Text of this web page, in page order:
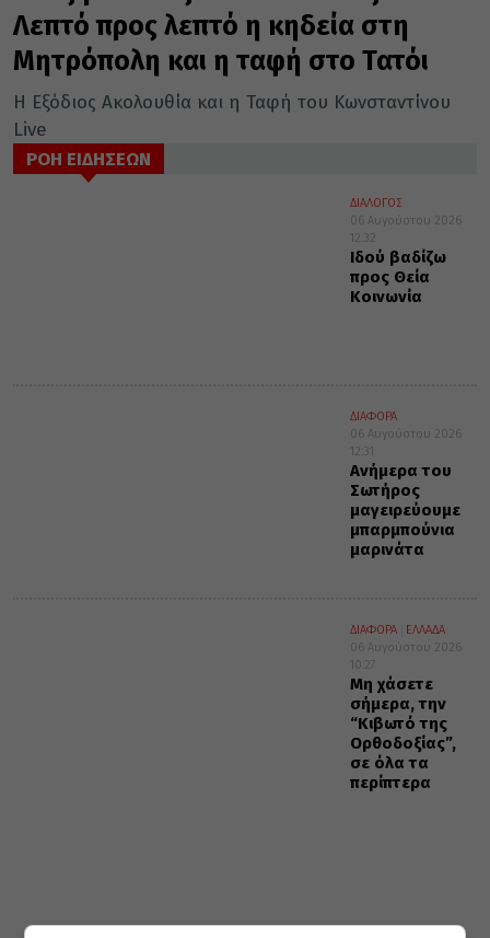
Λεπτό προς λεπτό η κηδεία στη
Μητρόπολη και η ταφή στο Τατόι
Η Εξόδιος Ακολουθία και η Ταφή του Κωνσταντίνου
Live
ΡΟΗ ΕΙΔΗΣΕΩΝ
ΔΙΑΛΟΓΟΣ
06 Αυγούστου 2026
12:32
Ιδού βαδίζω
προς Θεία
Κοινωνία
ΔΙΑΦΟΡΑ
06 Αυγούστου 2026
12:31
Ανήμερα του
Σωτήρος
μαγειρεύουμε
μπαρμπούνια
μαρινάτα
ΔΙΑΦΟΡΑ
ΕΛΛΑΔΑ
06 Αυγούστου 2026
10:27
Μη χάσετε
σήμερα, την
“Κιβωτό της
Ορθοδοξίας”,
σε όλα τα
περίπτερα